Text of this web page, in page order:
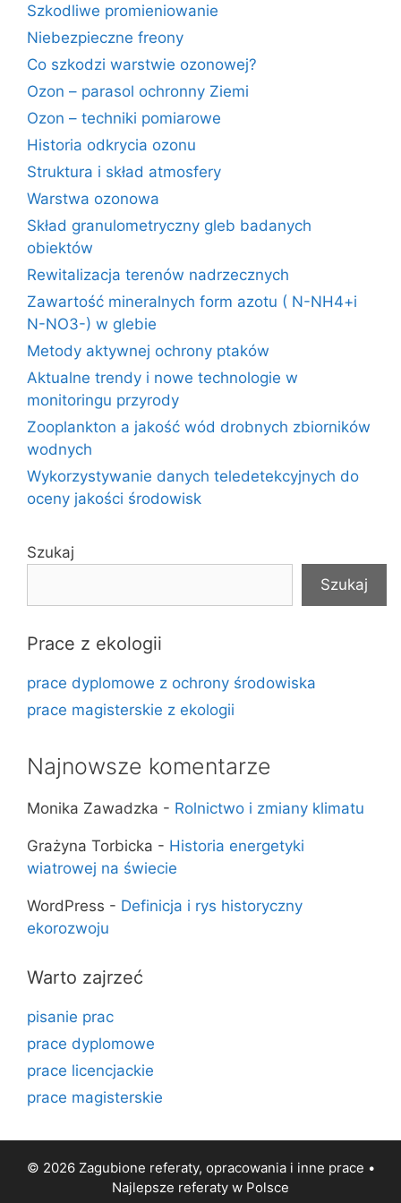
Szkodliwe promieniowanie
Niebezpieczne freony
Co szkodzi warstwie ozonowej?
Ozon – parasol ochronny Ziemi
Ozon – techniki pomiarowe
Historia odkrycia ozonu
Struktura i skład atmosfery
Warstwa ozonowa
Skład granulometryczny gleb badanych
obiektów
Rewitalizacja terenów nadrzecznych
Zawartość mineralnych form azotu ( N-NH4+i
N-NO3-) w glebie
Metody aktywnej ochrony ptaków
Aktualne trendy i nowe technologie w
monitoringu przyrody
Zooplankton a jakość wód drobnych zbiorników
wodnych
Wykorzystywanie danych teledetekcyjnych do
oceny jakości środowisk
Szukaj
Szukaj
Prace z ekologii
prace dyplomowe z ochrony środowiska
prace magisterskie z ekologii
Najnowsze komentarze
Monika Zawadzka - Rolnictwo i zmiany klimatu
Grażyna Torbicka - Historia energetyki
wiatrowej na świecie
WordPress - Definicja i rys historyczny
ekorozwoju
Warto zajrzeć
pisanie prac
prace dyplomowe
prace licencjackie
prace magisterskie
© 2026 Zagubione referaty, opracowania i inne prace •
Najlepsze referaty w Polsce